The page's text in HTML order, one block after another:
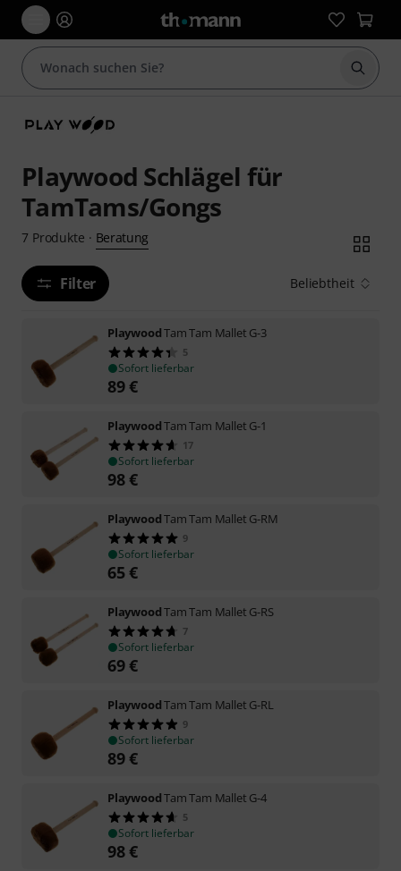
Suche
Playwood Schlägel für
TamTams/Gongs
7 Produkte · Beratung
Filter Beliebtheit
PlaywoodTam Tam Mallet G-3
5
Sofort lieferbar
89€
PlaywoodTam Tam Mallet G-1
17
Sofort lieferbar
98€
PlaywoodTam Tam Mallet G-RM
9
Sofort lieferbar
65€
PlaywoodTam Tam Mallet G-RS
7
Sofort lieferbar
69€
PlaywoodTam Tam Mallet G-RL
9
Sofort lieferbar
89€
PlaywoodTam Tam Mallet G-4
5
Sofort lieferbar
98€